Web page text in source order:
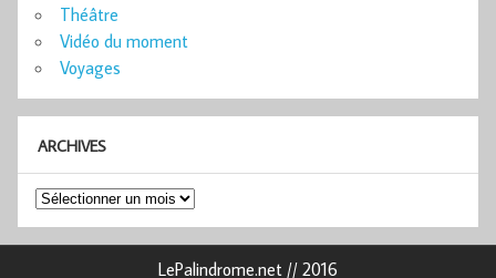
Théâtre
Vidéo du moment
Voyages
ARCHIVES
Archives
LePalindrome.net // 2016